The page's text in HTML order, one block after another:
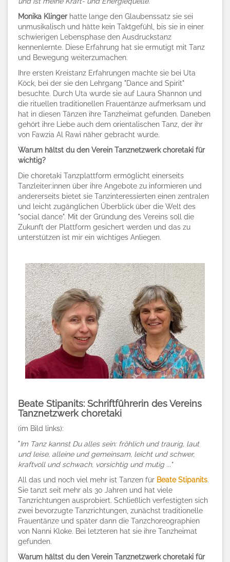
Monika Klinger hatte lange den Glaubenssatz sie sei
unmusikalisch und hätte kein Taktgefühl, bis sie in einer
schwierigen Lebensphase den Ausdruckstanz
kennenlernte. Diese Erfahrung hat sie ermutigt mit Tanz
und Bewegung weiterzumachen.
Ihre ersten Kreistanz Erfahrungen machte sie bei Uta
Köck, bei der sie den Lehrgang "Dance and Spirit"
besuchte. Durch Uta wurde sie auf Laura Shannon und
die rituellen traditionellen Frauentänze aufmerksam und
hat in diesen Tänzen ihre Tanzheimat gefunden. Daneben
gehört ihre Liebe auch dem orientalischen Tanz, der ihr
von Fawzia Al Rawi näher gebracht wurde.
Warum hältst du den Verein Tanznetzwerk choretaki für
wichtig?
Die choretaki Tanzplattform ermöglicht einerseits
Tanzleiter:innen über ihre Angebote zu informieren und
andererseits bietet sie Tanzinteressierten einen zentralen
und leicht zugänglichen Überblick über die Welt des
"social dance". Mit der Gründung des Vereins soll die
Zukunft der Plattform gesichert werden und das zu
unterstützen ist mir ein wichtiges Anliegen.
Beate Stipanits: Schriftführerin des Vereins
Tanznetzwerk choretaki
(im Bild links):
"Im Tanz kannst Du alles sein: fröhlich und traurig, laut
und leise, alleine und gemeinsam, leicht und schwer,
kraftvoll und schwach, vorsichtig und mutig ..."
All das und noch viel mehr ist Tanzen für Beate Stipanits.
Sie tanzt seit mehr als 30 Jahren und hat viele
Tanzrichtungen ausprobiert. Schließlich verfestigten sich
zwei bevorzugte Tanzrichtungen, zunächst traditionelle
Frauentänze und später dann die Tanzchoreographien
von Nanni Kloke. Bei letzteren hat sie ihre Tanzheimat
gefunden.
Warum hältst du den Verein Tanznetzwerk choretaki für